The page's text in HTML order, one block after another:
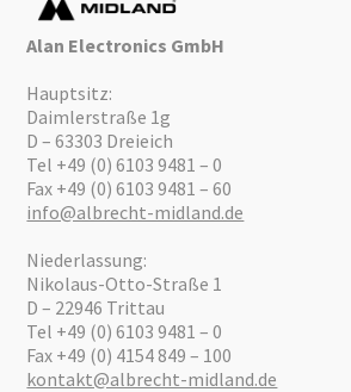
Alan Electronics GmbH
Hauptsitz:
Daimlerstraße 1g
D – 63303 Dreieich
Tel +49 (0) 6103 9481 – 0
Fax +49 (0) 6103 9481 – 60
info@albrecht-midland.de
Niederlassung:
Nikolaus-Otto-Straße 1
D – 22946 Trittau
Tel +49 (0) 6103 9481 – 0
Fax +49 (0) 4154 849 – 100
kontakt@albrecht-midland.de